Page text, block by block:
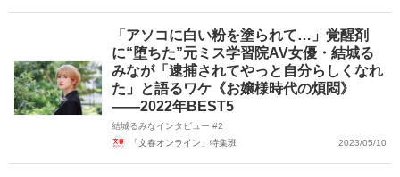
「アソコに白い粉を塗られて…」覚醒剤
に“堕ちた”元ミス学習院AV女優・結城る
みなが「逮捕されてやっと自分らしくなれ
た」と語るワケ《お嬢様時代の煩悶》
――2022年BEST5
結城るみなインタビュー #2
「文春オンライン」特集班
2023/05/10